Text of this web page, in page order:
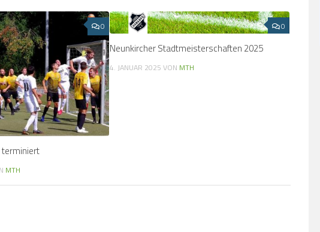
0
terminiert
MTH
0
Neunkircher Stadtmeisterschaften 2025
4. JANUAR 2025 VON MTH